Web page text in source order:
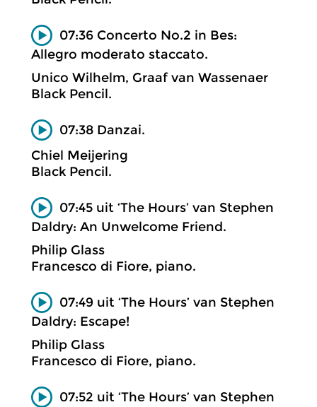
07:36 Concerto No.2 in Bes:
Allegro moderato staccato.
Unico Wilhelm, Graaf van Wassenaer
Black Pencil.
07:38 Danzai.
Chiel Meijering
Black Pencil.
07:45 uit ‘The Hours’ van Stephen
Daldry: An Unwelcome Friend.
Philip Glass
Francesco di Fiore, piano.
07:49 uit ‘The Hours’ van Stephen
Daldry: Escape!
Philip Glass
Francesco di Fiore, piano.
07:52 uit ‘The Hours’ van Stephen